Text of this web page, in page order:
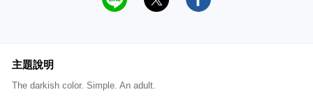
主題說明
The darkish color. Simple. An adult.